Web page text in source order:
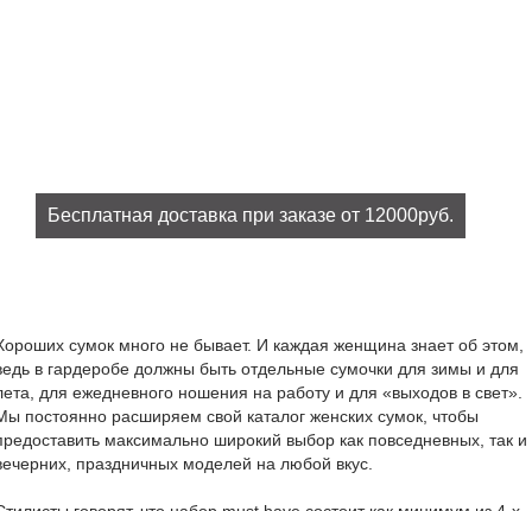
Бесплатная доставка при заказе от 12000руб.
сумок много не бывает. И каждая женщина знает об этом,
в гардеробе должны быть отдельные сумочки для зимы и для
для ежедневного ношения на работу и для «выходов в свет».
постоянно расширяем свой каталог женских сумок, чтобы
максимально широкий выбор как повседневных, так и
праздничных моделей на любой вкус.